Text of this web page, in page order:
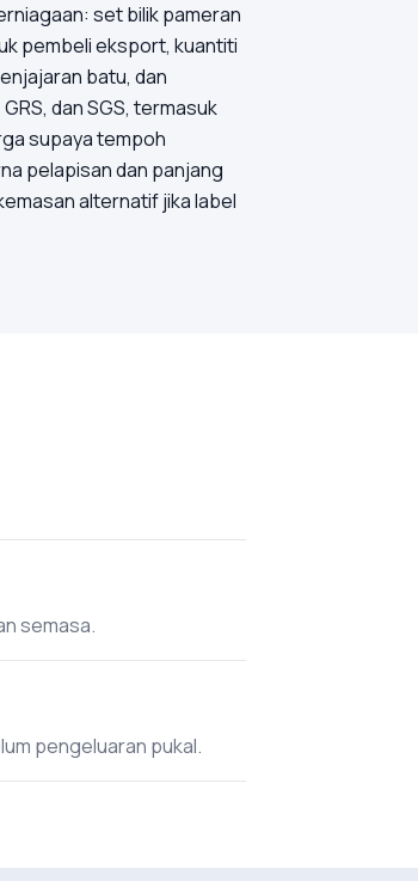
set bilik pameran
pembeli eksport, kuantiti
batu, dan
dan SGS, termasuk
supaya tempoh
pelapisan dan panjang
alternatif jika label
semasa.
pengeluaran pukal.